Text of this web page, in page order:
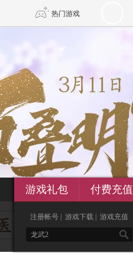
热门游戏
DNF
剑网3旗舰版 新天龙八部
诛仙世界 新仙侠5
游戏礼包 付费充值
注册帐号 游戏下载 游戏充值
